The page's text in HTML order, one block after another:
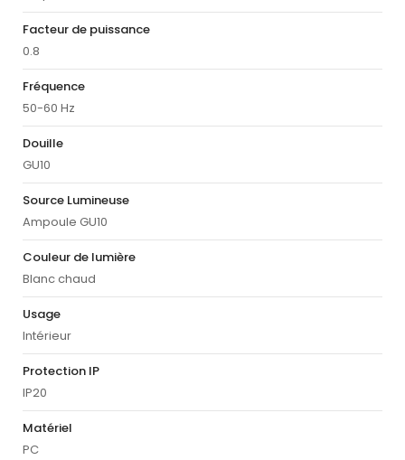
Facteur de puissance
0.8
Fréquence
50-60 Hz
Douille
GU10
Source Lumineuse
Ampoule GU10
Couleur de lumière
Blanc chaud
Usage
Intérieur
Protection IP
IP20
Matériel
PC